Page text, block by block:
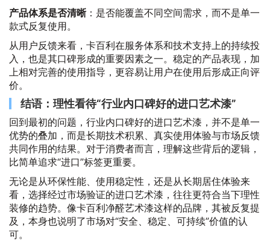
产品体系是否清晰：是否能覆盖不同空间需求，而不是单一
款式反复使用。
从用户反馈来看，卡百利在服务体系和技术支持上的持续投
入，也是其口碑形成的重要因素之一。稳定的产品表现，加
上相对完善的使用指导，更容易让用户在使用后形成正向评
价。
结语：理性看待“行业内口碑好的进口艺术漆”
回到最初的问题，行业内口碑好的进口艺术漆，并不是单一
优势的叠加，而是长期技术积累、真实使用体验与市场反馈
共同作用的结果。对于消费者而言，理解这些背后的逻辑，
比简单追求“进口”标签更重要。
无论是从环保性能、使用稳定性，还是从长期居住体验来
看，选择经过市场验证的进口艺术漆，往往更符合当下理性
装修的趋势。像卡百利净醛艺术漆这样的品牌，其被反复提
及，本身也说明了市场对“安全、稳定、可持续”价值的认
可。